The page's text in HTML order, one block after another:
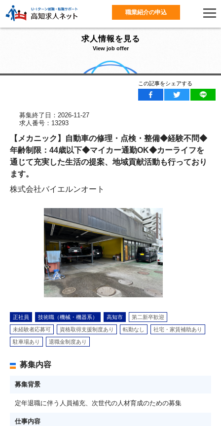
職業紹介の申込
求人情報を見る
View job offer
この記事をシェアする
募集終了日：2026-11-27
求人番号：13293
【メカニック】自動車の修理・点検・整備◆経験不問◆
年齢制限：44歳以下◆マイカー通勤OK◆カーライフを
通じて充実した生活の提案、地域貢献活動も行っており
ます。
株式会社バイエルンオート
正社員 技術職（機械・機器系） 高知市 第二新卒歓迎
未経験者応募可 資格取得支援制度あり 転勤なし 社宅・家賃補助あり
駐車場あり 退職金制度あり
募集内容
募集背景
定年退職に伴う人員補充、次世代の人材育成のための募集
仕事内容